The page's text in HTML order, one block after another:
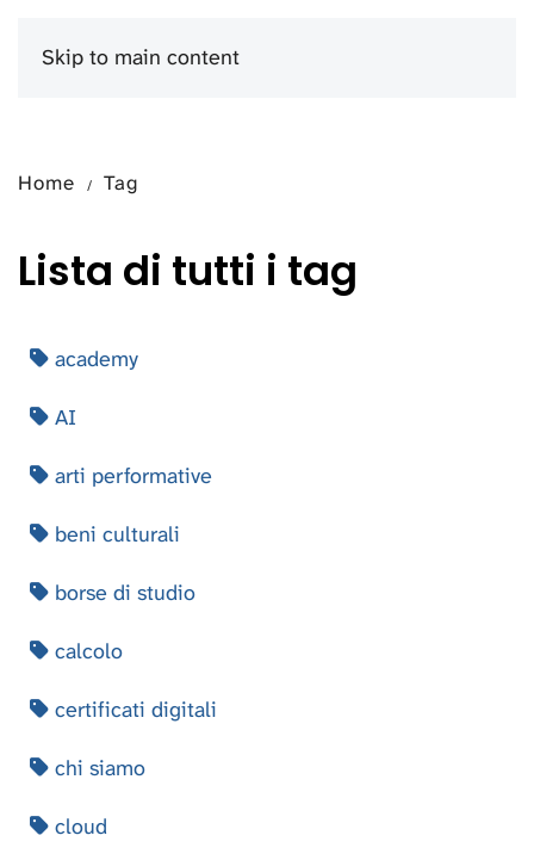
Skip to main content
Home Tag
Lista di tutti i tag
academy
AI
arti performative
beni culturali
borse di studio
calcolo
certificati digitali
chi siamo
cloud